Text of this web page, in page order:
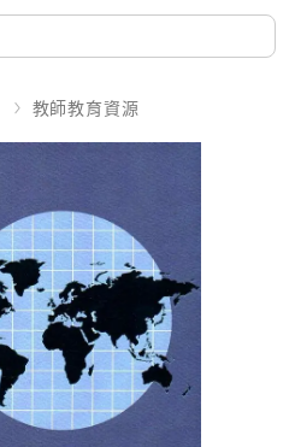
教師教育資源